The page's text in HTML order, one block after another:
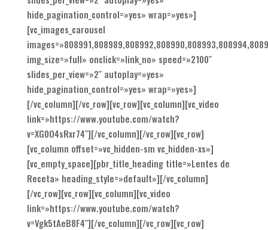
hide_pagination_control=»yes» wrap=»yes»]
[vc_images_carousel
img_size=»full» onclick=»link_no» speed=»2100″
slides_per_view=»2″ autoplay=»yes»
hide_pagination_control=»yes» wrap=»yes»]
[/vc_column][/vc_row][vc_row][vc_column][vc_video
link=»https://www.youtube.com/watch?
v=XG0O4sRxr74″][/vc_column][/vc_row][vc_row]
[vc_column offset=»vc_hidden-sm vc_hidden-xs»]
[vc_empty_space][pbr_title_heading title=»Lentes de
Receta» heading_style=»default»][/vc_column]
[/vc_row][vc_row][vc_column][vc_video
link=»https://www.youtube.com/watch?
v=Vgk5tAeB8F4″][/vc_column][/vc_row][vc_row]